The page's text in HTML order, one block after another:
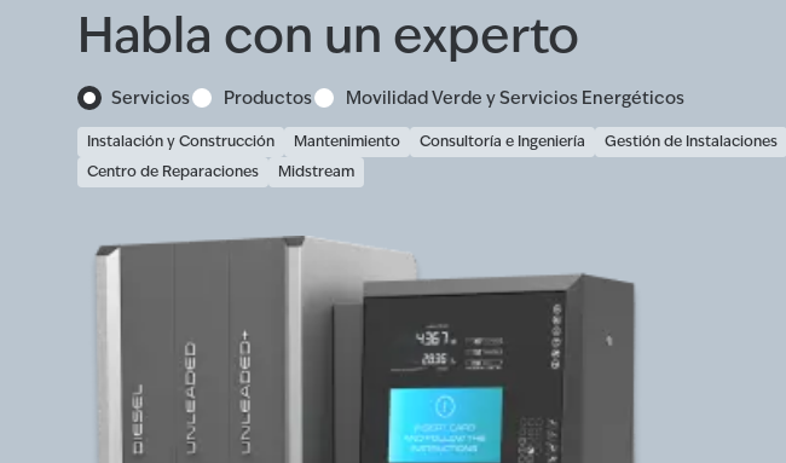
Habla con un experto
Servicios Productos Movilidad Verde y Servicios Energéticos
Instalación y Construcción Mantenimiento Consultoría e Ingeniería
Gestión de Instalaciones
Centro de Reparaciones
Midstream